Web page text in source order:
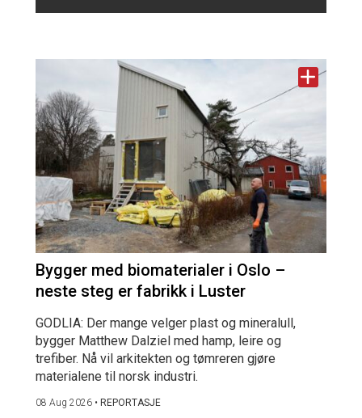
Bygger med biomaterialer i Oslo –
neste steg er fabrikk i Luster
GODLIA: Der mange velger plast og mineralull,
bygger Matthew Dalziel med hamp, leire og
trefiber. Nå vil arkitekten og tømreren gjøre
materialene til norsk industri.
08 Aug 2026 • REPORTASJE